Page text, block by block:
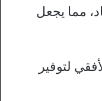
مما يجعل
لتوفير